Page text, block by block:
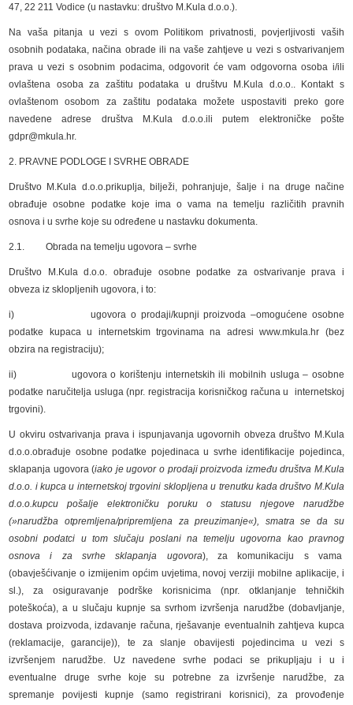
47, 22 211 Vodice (u nastavku: društvo M.Kula d.o.o.).
Na vaša pitanja u vezi s ovom Politikom privatnosti, povjerljivosti vaših
osobnih podataka, načina obrade ili na vaše zahtjeve u vezi s ostvarivanjem
prava u vezi s osobnim podacima, odgovorit će vam odgovorna osoba i/ili
ovlaštena osoba za zaštitu podataka u društvu M.Kula d.o.o.. Kontakt s
ovlaštenom osobom za zaštitu podataka možete uspostaviti preko gore
navedene adrese društva M.Kula d.o.o.ili putem elektroničke pošte
gdpr@mkula.hr.
2. PRAVNE PODLOGE I SVRHE OBRADE
Društvo M.Kula d.o.o.prikuplja, bilježi, pohranjuje, šalje i na druge načine
obrađuje osobne podatke koje ima o vama na temelju različitih pravnih
osnova i u svrhe koje su određene u nastavku dokumenta.
2.1. Obrada na temelju ugovora – svrhe
Društvo M.Kula d.o.o. obrađuje osobne podatke za ostvarivanje prava i
obveza iz sklopljenih ugovora, i to:
i) ugovora o prodaji/kupnji proizvoda –omogućene osobne
podatke kupaca u internetskim trgovinama na adresi www.mkula.hr (bez
obzira na registraciju);
ii) ugovora o korištenju internetskih ili mobilnih usluga – osobne
podatke naručitelja usluga (npr. registracija korisničkog računa u internetskoj
trgovini).
U okviru ostvarivanja prava i ispunjavanja ugovornih obveza društvo M.Kula
d.o.o.obrađuje osobne podatke pojedinaca u svrhe identifikacije pojedinca,
sklapanja ugovora (iako je ugovor o prodaji proizvoda između društva M.Kula
d.o.o. i kupca u internetskoj trgovini sklopljena u trenutku kada društvo M.Kula
d.o.o.kupcu pošalje elektroničku poruku o statusu njegove narudžbe
(»narudžba otpremljena/pripremljena za preuzimanje«), smatra se da su
osobni podatci u tom slučaju poslani na temelju ugovorna kao pravnog
osnova i za svrhe sklapanja ugovora), za komunikaciju s vama
(obavješćivanje o izmijenim općim uvjetima, novoj verziji mobilne aplikacije, i
sl.), za osiguravanje podrške korisnicima (npr. otklanjanje tehničkih
poteškoća), a u slučaju kupnje sa svrhom izvršenja narudžbe (dobavljanje,
dostava proizvoda, izdavanje računa, rješavanje eventualnih zahtjeva kupca
(reklamacije, garancije)), te za slanje obavijesti pojedincima u vezi s
izvršenjem narudžbe. Uz navedene svrhe podaci se prikupljaju i u i
eventualne druge svrhe koje su potrebne za izvršenje narudžbe, za
spremanje povijesti kupnje (samo registrirani korisnici), za provođenje